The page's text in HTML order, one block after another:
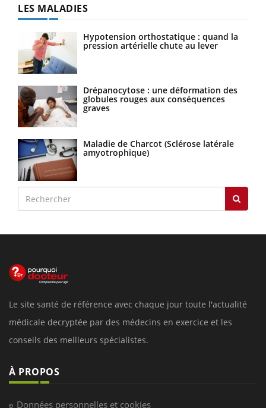
LES MALADIES
Hypotension orthostatique : quand la
pression artérielle chute au lever
Drépanocytose : une déformation des
globules rouges aux conséquences
graves
Maladie de Charcot (Sclérose latérale
amyotrophique)
Le site santé de référence avec chaque jour toute l'actualité
médicale decryptée par des médecins en exercice et les
conseils des meilleurs spécialistes.
À PROPOS
Données personnelles et cookies